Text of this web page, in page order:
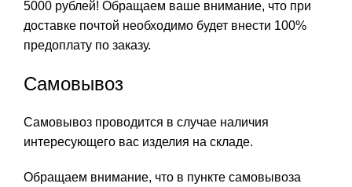
5000 рублей! Обращаем ваше внимание, что при
доставке почтой необходимо будет внести 100%
предоплату по заказу.
Самовывоз
Самовывоз проводится в случае наличия
интересующего вас изделия на складе.
Обращаем внимание, что в пункте самовывоза